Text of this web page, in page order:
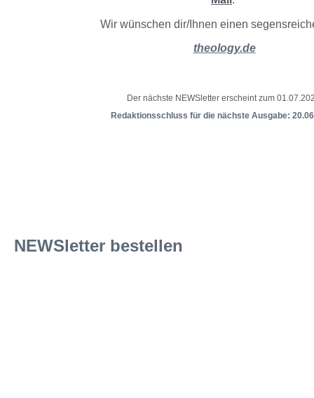
Wir wünschen dir/Ihnen einen
theology.de
Der nächste NEWSletter erscheint zum
Redaktionsschluss für die nächste Ausgabe:
NEWSletter bestellen